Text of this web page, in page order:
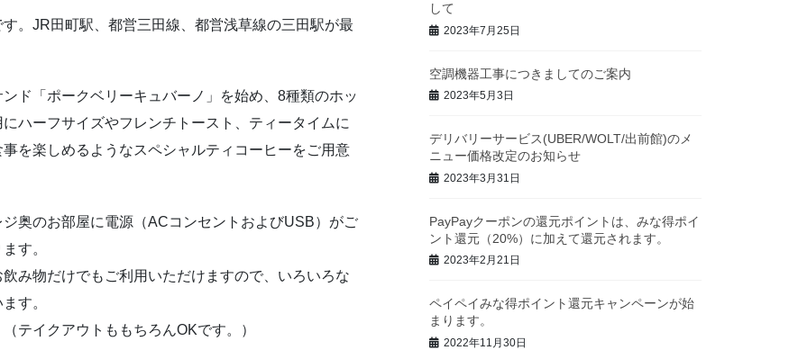
。JR田町駅、都営三田線、都営浅草線の三田駅が最
ド「ポークベリーキュバーノ」を始め、8種類のホッ
ハーフサイズやフレンチトースト、ティータイムに
を楽しめるようなスペシャルティコーヒーをご用意
奥のお部屋に電源（ACコンセントおよびUSB）がご
す。
み物だけでもご利用いただけますので、いろいろな
す。
テイクアウトももちろんOKです。）
して
2023年7月25日
空調機器工事につきましてのご案内
2023年5月3日
デリバリーサービス(UBER/WOLT/出前館)のメ
ニュー価格改定のお知らせ
2023年3月31日
PayPayクーポンの還元ポイントは、みな得ポイ
ント還元（20%）に加えて還元されます。
2023年2月21日
ペイペイみな得ポイント還元キャンペーンが始
まります。
2022年11月30日